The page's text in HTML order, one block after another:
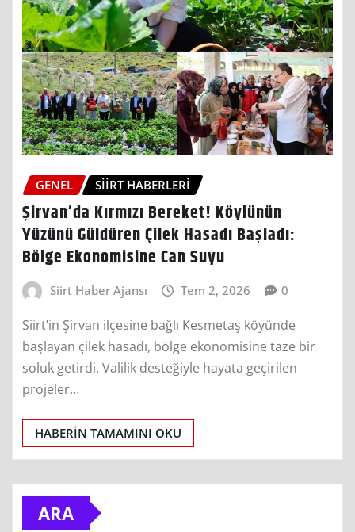
GENEL SIIRT HABERLERI
Şirvan’da Kırmızı Bereket! Köylünün
Yüzünü Güldüren Çilek Hasadı Başladı:
Bölge Ekonomisine Can Suyu
Siirt Haber Ajansı Tem 2, 2026 0
Siirt’in Şirvan ilçesine bağlı Kesmetaş köyünde
başlayan çilek hasadı, bölge ekonomisine taze bir
soluk getirdi. Valilik desteğiyle hayata geçirilen
projeler…
HABERIN TAMAMINI OKU
ARA